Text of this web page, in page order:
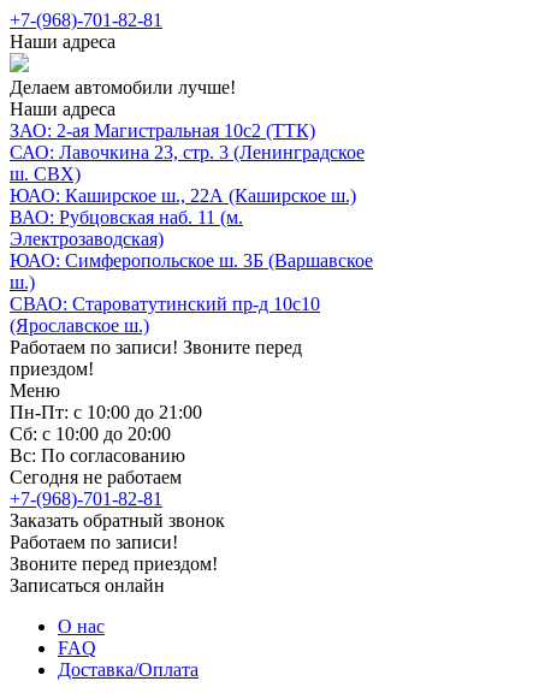
+7-(968)-701-82-81
Наши адреса
Делаем автомобили лучше!
Наши адреса
ЗАО: 2-ая Магистральная 10с2 (ТТК)
САО: Лавочкина 23, стр. 3 (Ленинградское
ш. СВХ)
ЮАО: Каширское ш., 22А (Каширское ш.)
ВАО: Рубцовская наб. 11 (м.
Электрозаводская)
ЮАО: Симферопольское ш. 3Б (Варшавское
ш.)
СВАО: Староватутинский пр-д 10с10
(Ярославское ш.)
Работаем по записи! Звоните перед
приездом!
Меню
Пн-Пт: с 10:00 до 21:00
Сб: с 10:00 до 20:00
Вс: По согласованию
Сегодня не работаем
+7-(968)-701-82-81
Заказать обратный звонок
Работаем по записи!
Звоните перед приездом!
Записаться онлайн
О нас
FAQ
Доставка/Оплата